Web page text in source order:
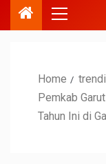
Home
Pemkab
Tahun Ini di